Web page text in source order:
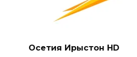
Осетия Ирыстон HD